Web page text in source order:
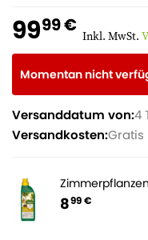
9999 € Inkl. MwSt.
Momentan nicht
Versanddatum von:4
Versandkosten:Gratis
899 €